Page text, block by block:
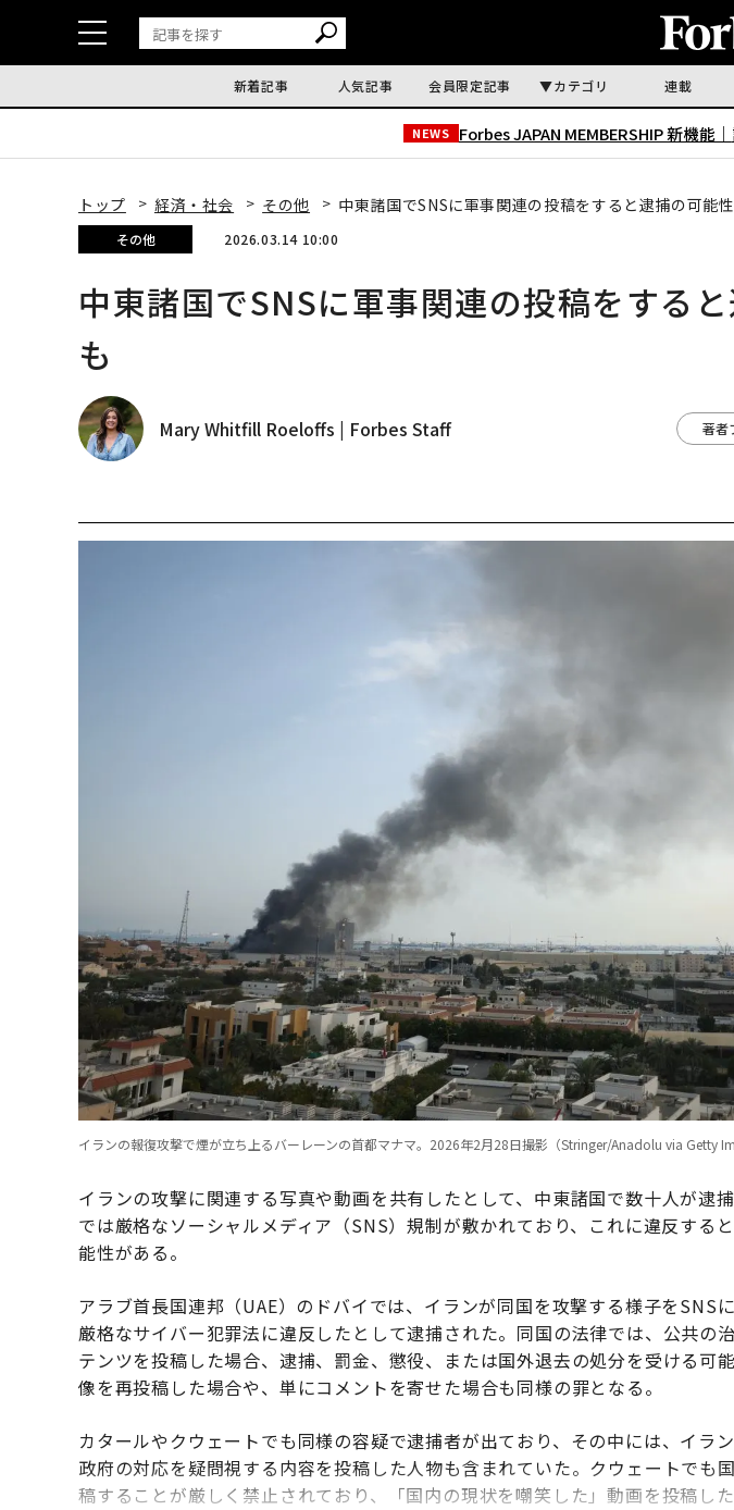
新着記事 人気記事 会員限定記事 カテゴリ 連載
NEWS Forbes JAPAN MEMBERSHIP 新機能｜
トップ 経済・社会 その他 中東諸国でSNSに軍事関連の投稿をすると逮捕の可能
その他 2026.03.14 10:00
中東諸国でSNSに軍事関連の投稿をする
も
Mary Whitfill Roeloffs | Forbes Staff 著者
イランの報復攻撃で煙が立ち上るバーレーンの首都マナマ。2026年2月28日撮影（Stringer/Anadolu via Getty
イランの攻撃に関連する写真や動画を共有したとして、中東諸国で数十人が逮
では厳格なソーシャルメディア（SNS）規制が敷かれており、これに違反する
能性がある。
アラブ首長国連邦（UAE）のドバイでは、イランが同国を攻撃する様子をSNS
厳格なサイバー犯罪法に違反したとして逮捕された。同国の法律では、公共の
テンツを投稿した場合、逮捕、罰金、懲役、または国外退去の処分を受ける可
像を再投稿した場合や、単にコメントを寄せた場合も同様の罪となる。
カタールやクウェートでも同様の容疑で逮捕者が出ており、その中には、イラ
政府の対応を疑問視する内容を投稿した人物も含まれていた。クウェートでも
稿することが厳しく禁止されており、「国内の現状を嘲笑した」動画を投稿し